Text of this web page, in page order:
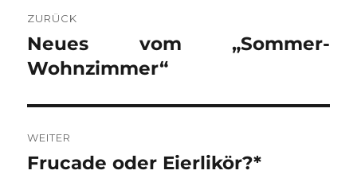
ZURÜCK
Vorheriger
Beitrag:
Neues vom „Sommer-
Wohnzimmer“
WEITER
Nächster
Frucade oder Eierlikör?*